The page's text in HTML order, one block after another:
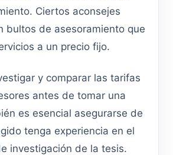
Ciertos aconsejes
bultos de asesoramiento que
a un precio fijo.
y comparar las tarifas
antes de tomar una
es esencial asegurarse de
tenga experiencia en el
investigación de la tesis.